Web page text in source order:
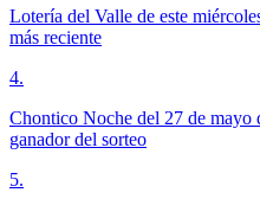
Lotería del Valle de este
más reciente
4.
Chontico Noche del 27 de mayo
ganador del sorteo
5.